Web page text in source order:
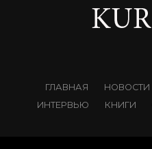
ГЛАВНАЯ НОВОСТИ
ИНТЕРВЬЮ
КНИГИ